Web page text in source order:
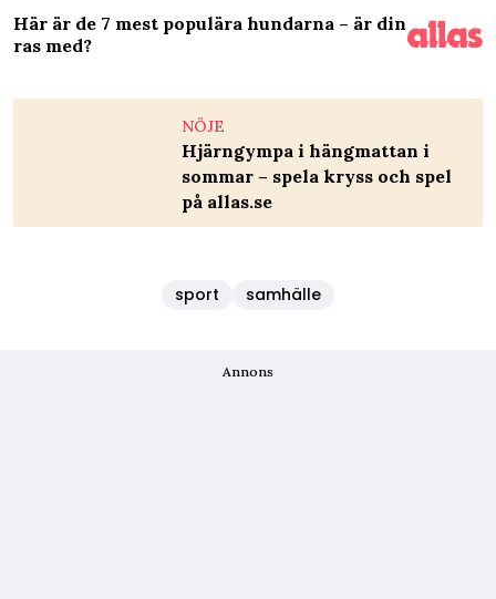
Här är de 7 mest populära hundarna – är din
ras med?
NÖJE
Hjärngympa i hängmattan i
sommar – spela kryss och spel
på allas.se
sport samhälle
Annons